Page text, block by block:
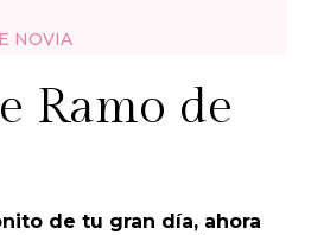
NOVIA
Ramo de
de tu gran día, ahora